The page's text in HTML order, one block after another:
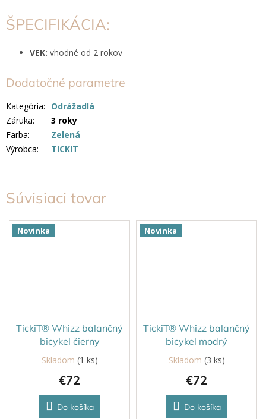
Súvisiaci tovar
Novinka
TickiT® Whizz balančný
bicykel čierny
Skladom (1 ks)
€72
Do košíka
Novinka
TickiT® Whizz balančný
bicykel modrý
Skladom (3 ks)
€72
Do košíka
ŠPECIFIKÁCIA:
VEK: vhodné od 2 rokov
Dodatočné parametre
Kategória:
Odrážadlá
Záruka:
3 roky
Farba:
Zelená
Výrobca: TICKIT